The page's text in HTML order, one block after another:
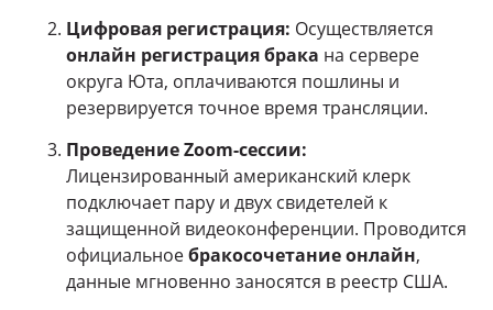
Цифровая регистрация: Осуществляется
онлайн регистрация брака на сервере
округа Юта, оплачиваются пошлины и
резервируется точное время трансляции.
Проведение Zoom-сессии:
Лицензированный американский клерк
подключает пару и двух свидетелей к
защищенной видеоконференции. Проводится
официальноебракосочетание онлайн,
данные мгновенно заносятся в реестр США.